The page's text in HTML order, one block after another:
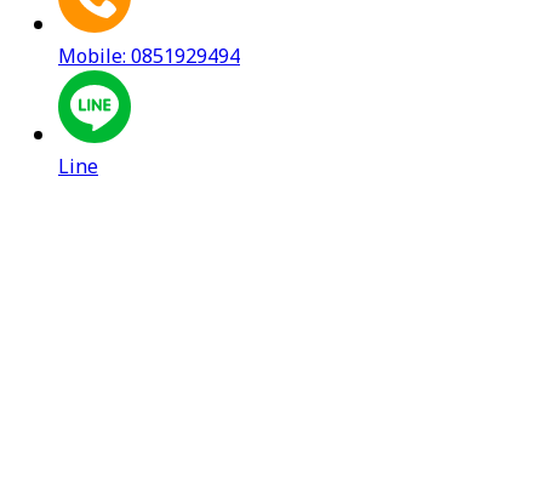
Mobile: 0851929494
Line